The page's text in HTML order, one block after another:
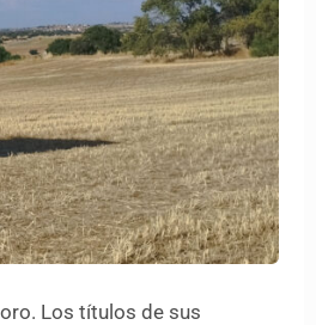
Los títulos de sus